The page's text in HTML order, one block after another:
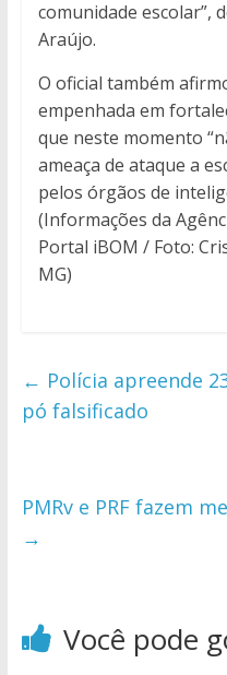
comunidade escolar”,
Araújo.
O oficial também
empenhada em
que neste momento
ameaça de ataque a
pelos órgãos de
(Informações da
Portal iBOM / Foto:
MG)
← Polícia apreende
pó falsificado
PMRv e PRF fazem
→
Você pode